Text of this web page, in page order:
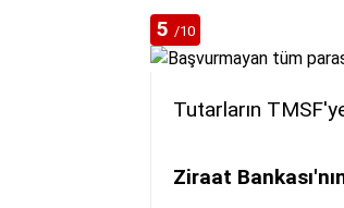
5 /10
Tutarların
Ziraat